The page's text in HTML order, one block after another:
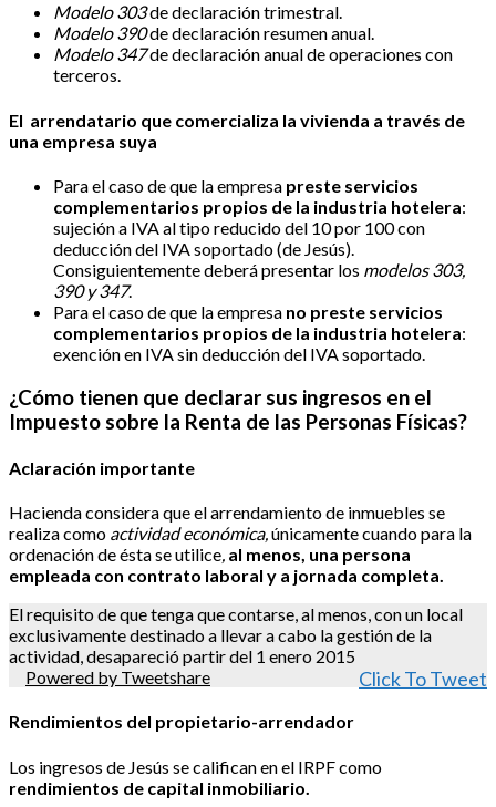
Modelo 303de declaración trimestral.
Modelo 390de declaración resumen anual.
Modelo 347de declaración anual de operaciones con
terceros.
El arrendatario que comercializa la vivienda a través de
una empresa suya
Para el caso de que la empresa preste servicios
complementarios propios de la industria hotelera:
sujeción a IVA al tipo reducido del 10 por 100 con
deducción del IVA soportado (de Jesús).
Consiguientemente deberá presentar los modelos 303,
390 y 347.
Para el caso de que la empresa no preste servicios
complementarios propios de la industria hotelera:
exención en IVA sin deducción del IVA soportado.
¿Cómo tienen que declarar sus ingresos en el
Impuesto sobre la Renta de las Personas Físicas?
Aclaración importante
Hacienda considera que el arrendamiento de inmuebles se
realiza como actividad económica,únicamente cuando para la
ordenación de ésta se utilice, al menos, una persona
empleada con contrato laboral y a jornada completa.
El requisito de que tenga que contarse, al menos, con un local
exclusivamente destinado a llevar a cabo la gestión de la
actividad, desapareció partir del 1 enero 2015
Powered by Tweetshare
Click To Tweet
Rendimientos del propietario-arrendador
Los ingresos de Jesús se califican en el IRPF como
rendimientos de capital inmobiliario.